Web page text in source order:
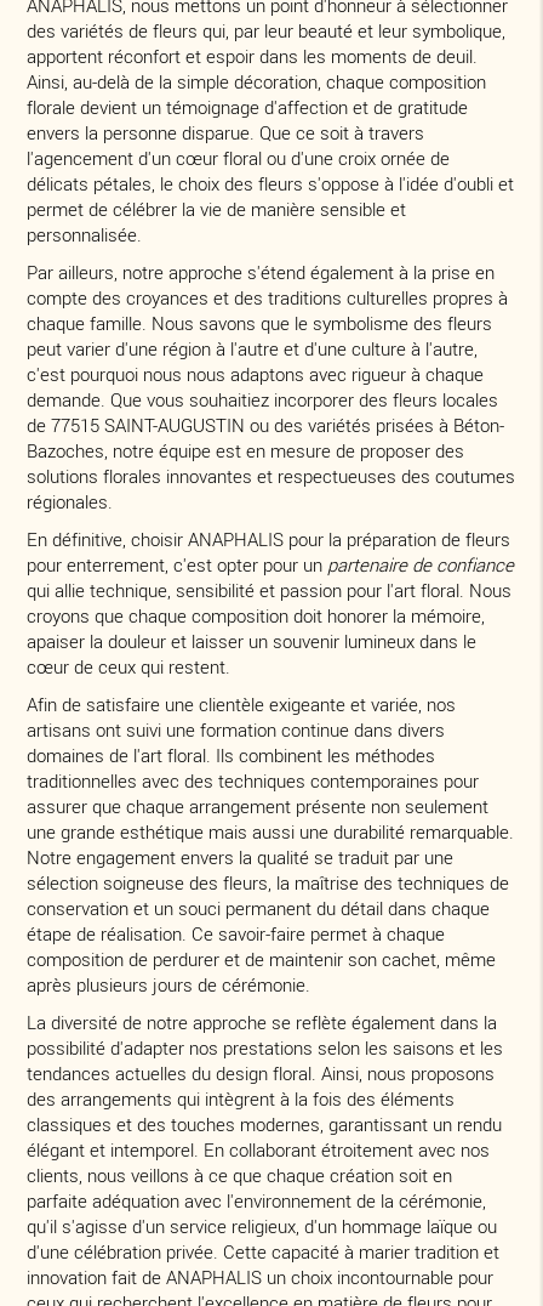
des variétés de fleurs qui, par leur beauté et leur symbolique,
apportent réconfort et espoir dans les moments de deuil.
Ainsi, au-delà de la simple décoration, chaque composition
florale devient un témoignage d'affection et de gratitude
envers la personne disparue. Que ce soit à travers
l'agencement d'un cœur floral ou d'une croix ornée de
délicats pétales, le choix des fleurs s'oppose à l'idée d'oubli et
permet de célébrer la vie de manière sensible et
personnalisée.
Par ailleurs, notre approche s'étend également à la prise en
compte des croyances et des traditions culturelles propres à
chaque famille. Nous savons que le symbolisme des fleurs
peut varier d'une région à l'autre et d'une culture à l'autre,
c'est pourquoi nous nous adaptons avec rigueur à chaque
demande. Que vous souhaitiez incorporer des fleurs locales
de 77515 SAINT-AUGUSTIN ou des variétés prisées à Béton-
Bazoches, notre équipe est en mesure de proposer des
solutions florales innovantes et respectueuses des coutumes
régionales.
En définitive, choisir ANAPHALIS pour la préparation de fleurs
pour enterrement, c'est opter pour un partenaire de confiance
qui allie technique, sensibilité et passion pour l'art floral. Nous
croyons que chaque composition doit honorer la mémoire,
apaiser la douleur et laisser un souvenir lumineux dans le
cœur de ceux qui restent.
Afin de satisfaire une clientèle exigeante et variée, nos
artisans ont suivi une formation continue dans divers
domaines de l'art floral. Ils combinent les méthodes
traditionnelles avec des techniques contemporaines pour
assurer que chaque arrangement présente non seulement
une grande esthétique mais aussi une durabilité remarquable.
Notre engagement envers la qualité se traduit par une
sélection soigneuse des fleurs, la maîtrise des techniques de
conservation et un souci permanent du détail dans chaque
étape de réalisation. Ce savoir-faire permet à chaque
composition de perdurer et de maintenir son cachet, même
après plusieurs jours de cérémonie.
La diversité de notre approche se reflète également dans la
possibilité d'adapter nos prestations selon les saisons et les
tendances actuelles du design floral. Ainsi, nous proposons
des arrangements qui intègrent à la fois des éléments
classiques et des touches modernes, garantissant un rendu
élégant et intemporel. En collaborant étroitement avec nos
clients, nous veillons à ce que chaque création soit en
parfaite adéquation avec l'environnement de la cérémonie,
qu'il s'agisse d'un service religieux, d'un hommage laïque ou
d'une célébration privée. Cette capacité à marier tradition et
innovation fait de ANAPHALIS un choix incontournable pour